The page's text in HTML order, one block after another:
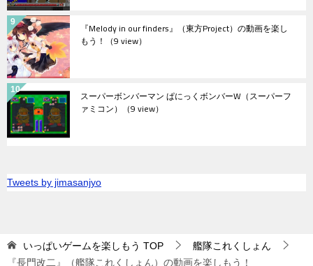
『Melody in our finders』（東方Project）の動画を楽し
もう！ （9 view）
スーパーボンバーマン ぱにっくボンバーW（スーパーフ
ァミコン） （9 view）
Tweets by jimasanjyo
いっぱいゲームを楽しもう TOP
艦隊これくしょん
『長門改二』（艦隊これくしょん）の動画を楽しもう！